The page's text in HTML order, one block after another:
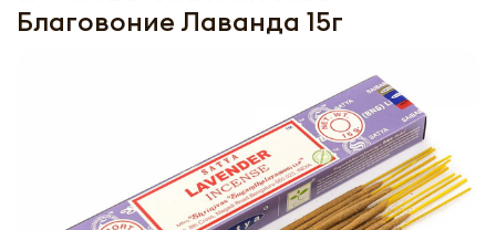
Благовоние Лаванда 15г